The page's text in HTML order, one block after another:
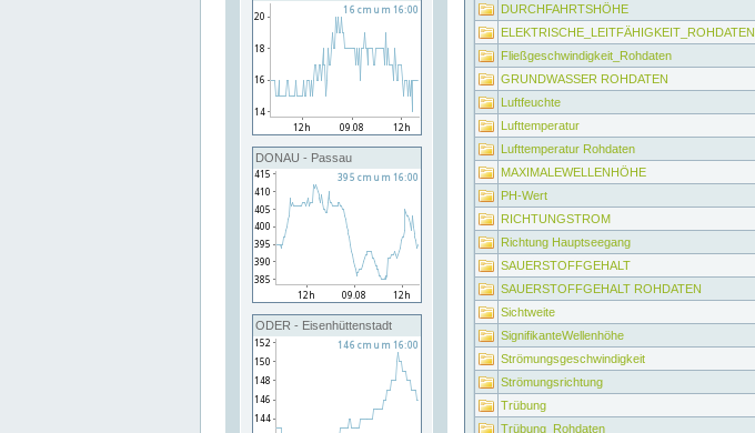
DONAU - Passau
ODER - Eisenhüttenstadt
DURCHFAHRTSHÖHE
ELEKTRISCHE_LEITFÄHIGKEIT_ROHDATEN
Fließgeschwindigkeit_Rohdaten
GRUNDWASSER ROHDATEN
Luftfeuchte
Lufttemperatur
Lufttemperatur Rohdaten
MAXIMALEWELLENHÖHE
PH-Wert
RICHTUNGSTROM
Richtung Hauptseegang
SAUERSTOFFGEHALT
SAUERSTOFFGEHALT ROHDATEN
Sichtweite
SignifikanteWellenhöhe
Strömungsgeschwindigkeit
Strömungsrichtung
Trübung
Trübung_Rohdaten